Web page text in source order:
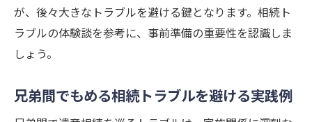
が、後々大きなトラブルを避ける鍵となります。相続ト
ラブルの体験談を参考に、事前準備の重要性を認識しま
しょう。
兄弟間でもめる相続トラブルを避ける実践例